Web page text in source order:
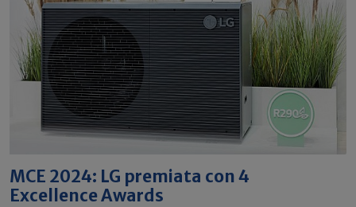
MCE 2024: LG premiata con 4
Excellence Awards